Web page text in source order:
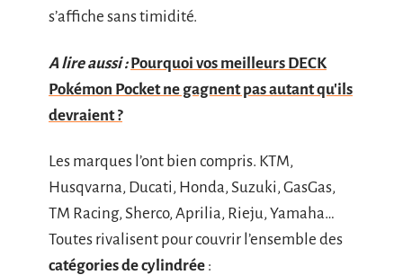
s’affiche sans timidité.
A lire aussi : Pourquoi vos meilleurs DECK
Pokémon Pocket ne gagnent pas autant qu'ils
devraient ?
Les marques l’ont bien compris. KTM,
Husqvarna, Ducati, Honda, Suzuki, GasGas,
TM Racing, Sherco, Aprilia, Rieju, Yamaha…
Toutes rivalisent pour couvrir l’ensemble des
catégories de cylindrée :